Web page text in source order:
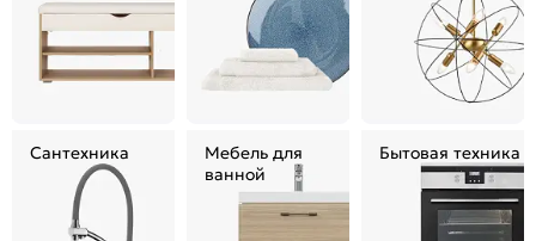
Сантехника
Мебель для
ванной
Бытовая техника